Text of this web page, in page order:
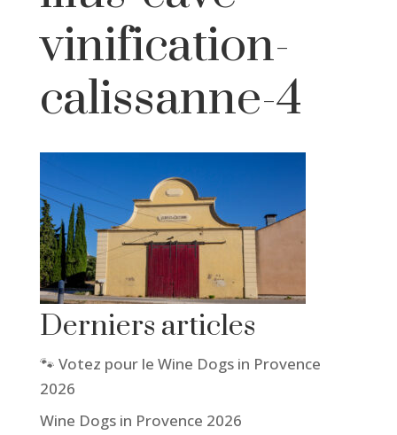
vinification-
calissanne-4
Derniers articles
🐾 Votez pour le Wine Dogs in Provence
2026
Wine Dogs in Provence 2026